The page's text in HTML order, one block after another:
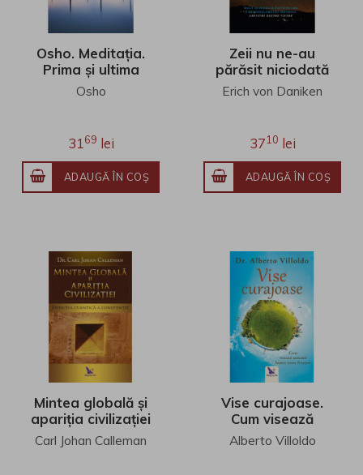
Osho. Meditația.
Prima și ultima
libertate
Osho
3169 lei
ADAUGĂ ÎN COŞ
Zeii nu ne-au
părăsit niciodată
Erich von Daniken
3710 lei
ADAUGĂ ÎN COŞ
Mintea globală și
apariția civilizației
Carl Johan Calleman
Vise curajoase.
Cum visează
şamanii lumea
Alberto Villoldo